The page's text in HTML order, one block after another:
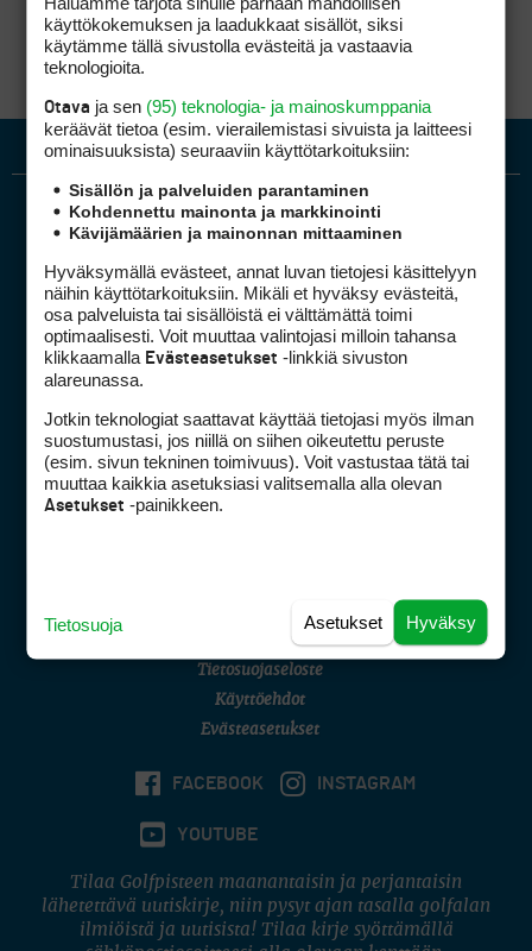
Golfpiste mediakortti
Golfpisteen yhteystiedot
DSA avoimuusraportti
Asiakaspalvelu
(digi) digi@otavamedia.fi
Tietosuojaseloste
Käyttöehdot
Evästeasetukset
FACEBOOK INSTAGRAM
YOUTUBE
Tilaa Golfpisteen maanantaisin ja perjantaisin
lähetettävä uutiskirje, niin pysyt ajan tasalla golfalan
ilmiöistä ja uutisista! Tilaa kirje syöttämällä
käyttökokemuksen ja laadukkaat sisällöt, siksi
käytämme tällä sivustolla evästeitä ja vastaavia
teknologioita.
Otava ja sen (95) teknologia- ja mainoskumppania
keräävät tietoa (esim. vierailemis­tasi sivuista ja laitteesi
ominaisuuk­sista) seuraaviin käyttötarkoituksiin:
Sisällön ja palveluiden parantaminen
Kohdennettu mainonta ja markkinointi
Kävijämäärien ja mainonnan mittaaminen
Hyväksymällä evästeet, annat luvan tietojesi käsittelyyn
näihin käyttötarkoituksiin. Mikäli et hyväksy evästeitä,
osa palveluista tai sisällöistä ei välttämättä toimi
optimaalisesti. Voit muuttaa valintojasi milloin tahansa
klikkaamalla Evästeasetukset -linkkiä sivuston
alareunassa.
Jotkin teknologiat saattavat käyttää tietojasi myös ilman
suostumustasi, jos niillä on siihen oikeutettu peruste
(esim. sivun tekninen toimivuus). Voit vastustaa tätä tai
muuttaa kaikkia asetuksiasi valitsemalla alla olevan
Asetukset -painikkeen.
Hyväksy
Asetukset
Tietosuoja